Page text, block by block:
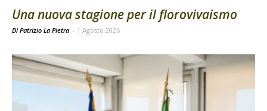
Una nuova stagione per il florovivaismo
Di Patrizio La Pietra - 1 Agosto 2026